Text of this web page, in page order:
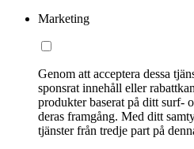
Marketing
Genom att acceptera dessa
sponsrat innehåll eller
produkter baserat på ditt surf-
deras framgång. Med ditt
tjänster från tredje part på